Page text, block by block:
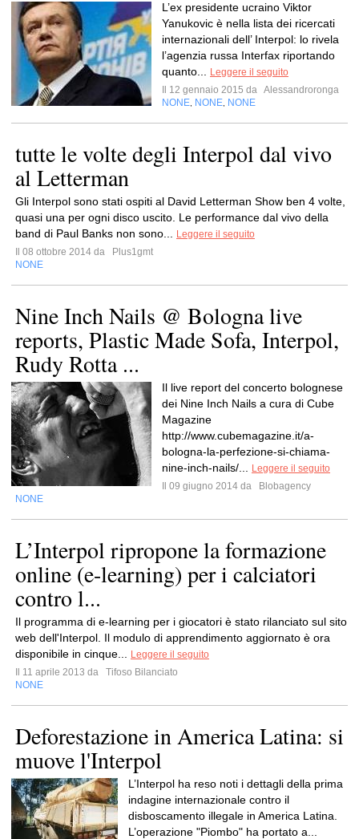
L’ex presidente ucraino Viktor
Yanukovic è nella lista dei ricercati
internazionali dell’ Interpol: lo rivela
l’agenzia russa Interfax riportando
quanto...
Leggere il seguito
Il 12 gennaio 2015 da Alessandroronga
NONE NONE NONE
tutte le volte degli Interpol dal vivo
al Letterman
Gli Interpol sono stati ospiti al David Letterman Show ben 4 volte,
quasi una per ogni disco uscito. Le performance dal vivo della
band di Paul Banks non sono...
Leggere il seguito
Il 08 ottobre 2014 da
Plus1gmt
NONE
Nine Inch Nails @ Bologna live
reports, Plastic Made Sofa, Interpol,
Rudy Rotta ...
Il live report del concerto bolognese
dei Nine Inch Nails a cura di Cube
Magazine
http://www.cubemagazine.it/a-
bologna-la-perfezione-si-chiama-
nine-inch-nails/...
Leggere il seguito
Il 09 giugno 2014 da
Blobagency
NONE
L’Interpol ripropone la formazione
online (e-learning) per i calciatori
contro l...
Il programma di e-learning per i giocatori è stato rilanciato sul sito
web dell'Interpol. Il modulo di apprendimento aggiornato è ora
disponibile in cinque...
Leggere il seguito
Il 11 aprile 2013 da
Tifoso Bilanciato
NONE
Deforestazione in America Latina: si
muove l'Interpol
L’Interpol ha reso noti i dettagli della prima
indagine internazionale contro il
disboscamento illegale in America Latina.
L’operazione "Piombo" ha portato a...